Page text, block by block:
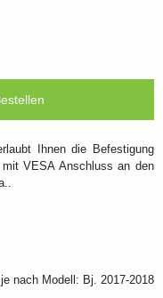
Ihnen die Befestigung
VESA Anschluss an den
nach Modell: Bj. 2017-2018